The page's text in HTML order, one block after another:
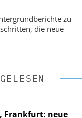
zu
die neue
Von digitaler
fähigen Steuerung
Frankfurt: neue